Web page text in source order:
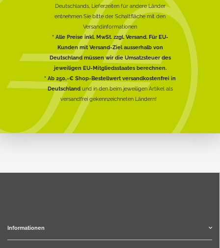
Deutschlands, Lieferzeiten für andere Länder
entnehmen Sie bitte der Schaltfläche mit den
Versandinformationen
* Alle Preise inkl. MwSt. zzgl. Versand. Für EU-
Kunden mit Versand-Ziel ausserhalb von
Deutschland müssen wir die Umsatzsteuer des
jeweiligen EU-Mitgliedsstaates berechnen.
* Ab 250,-€ Shop-Bestellwert versandkostenfrei in
Deutschlandund in den beim jeweiligen Artikel als
versandfrei gekennzeichneten Ländern!
Informationen